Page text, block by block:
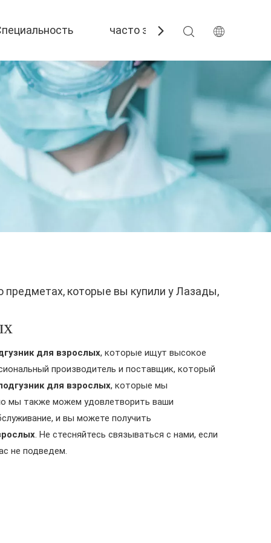
часто задаваемые вопросы
предметах, которые вы купили у Лазады,
для взрослых, которые ищут высокое
производитель и поставщик, который
для взрослых, которые мы
мы также можем удовлетворить ваши
и вы можете получить
. Не стесняйтесь связываться с нами, если
не подведем.